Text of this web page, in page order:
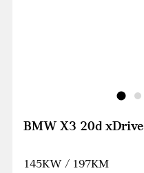
BMW X3 20d xDrive
145KW / 197KM